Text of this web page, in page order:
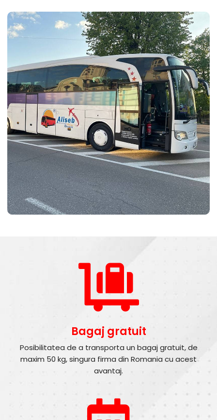
Bagaj gratuit
Posibilitatea de a transporta un bagaj gratuit, de
maxim 50 kg, singura firma din Romania cu acest
avantaj.